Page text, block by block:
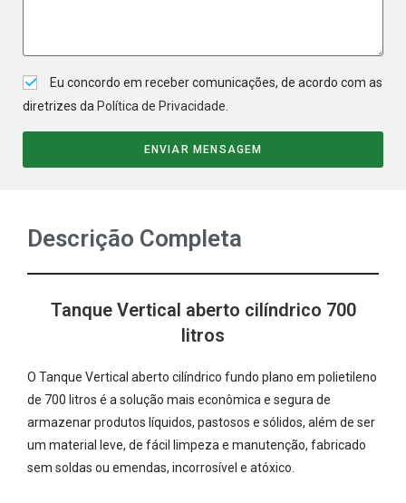
Eu concordo em receber comunicações, de acordo com as
diretrizes da Política de Privacidade
ENVIAR MENSAGEM
Descrição Completa
Tanque Vertical aberto cilíndrico 700
litros
O Tanque Vertical aberto cilíndrico fundo plano em polietileno
de 700 litros é a solução mais econômica e segura de
armazenar produtos líquidos, pastosos e sólidos, além de ser
um material leve, de fácil limpeza e manutenção, fabricado
sem soldas ou emendas, incorrosível e atóxico.